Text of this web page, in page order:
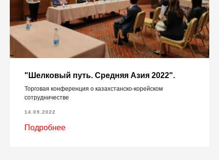
"Шелковый путь. Средняя Азия 2022".
Торговая конференция о казахстанско-корейском
сотрудничестве
14.09.2022
Подробнее